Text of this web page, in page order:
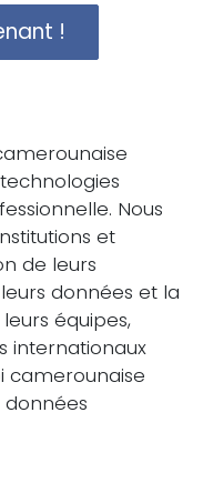
!
Nous
et
de leurs
données et la
équipes,
internationaux
camerounaise
données